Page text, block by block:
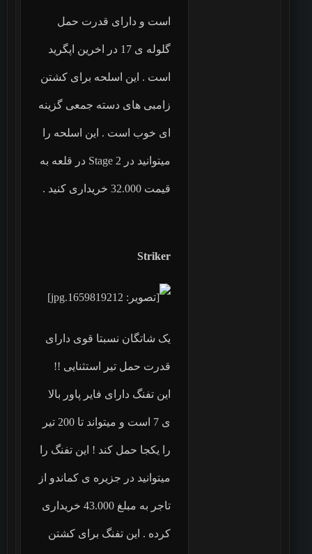
است و دارای قدرت حمل
گلوله ی 17 در اخرین اپگرید
است . این اسلحه برای کشتن
زامبی های دسته جمعی گزینه
ای خوب است . این اسلحه را
میتوانید در Stage 2 در قلعه به
قیمت 32.000 خریداری کنید .
Striker
یک شاتگان نسبتا قوی دارای
قدرت حمل تیر استثنایی !!
این تفنگ دارای فایر پاور بالا
ی 7 است و میتواند تا 200 تیر
را یکجا حمل کند ! این تفنگ را
میتوانید در جزیره ی کماندو از
تاجر به مبلغ 43.000 خریداری
کرده . این تفنگ برای کشتن